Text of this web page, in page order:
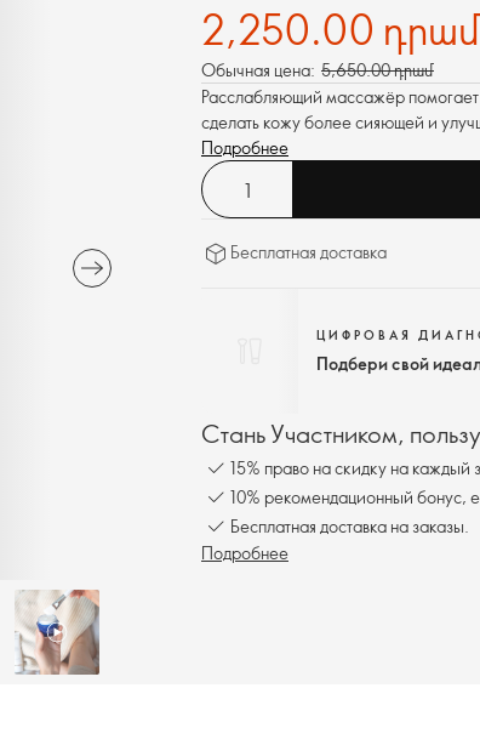
2,250.00
Обычная цена: 5,650.00 դրամ
Расслабляющий массажёр помогает
сделать кожу более сияющей и
Подробнее
Бесплатная доставка
ЦИФРОВАЯ
Подбери свой
Стань Участником,
15% право на скидку на каждый
10% рекомендационный бонус,
Бесплатная доставка на заказы.
Подробнее